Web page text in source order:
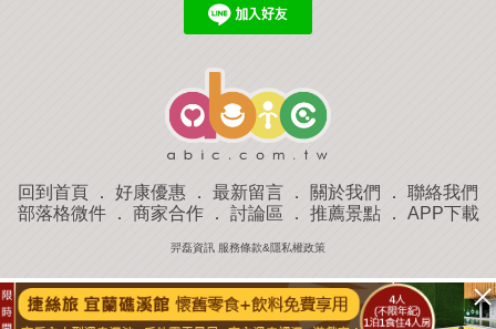
回到首頁 ． 好康優惠 ． 最新留言 ． 關於我們 ． 聯絡我們
部落格微件． 商家合作． 討論區 ． 推薦景點． APP下載
羿磊資訊 服務條款&隱私權政策